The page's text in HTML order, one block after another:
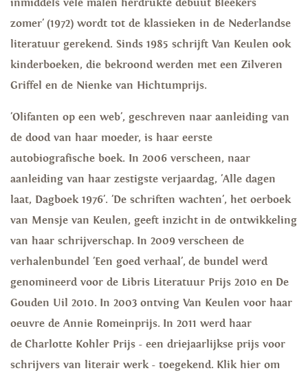
inmiddels vele malen herdrukte debuut Bleekers
zomer' (1972) wordt tot de klassieken in de Nederlandse
literatuur gerekend. Sinds 1985 schrijft Van Keulen ook
kinderboeken, die bekroond werden met een Zilveren
Griffel en de Nienke van Hichtumprijs.
'Olifanten op een web', geschreven naar aanleiding van
de dood van haar moeder, is haar eerste
autobiografische boek. In 2006 verscheen, naar
aanleiding van haar zestigste verjaardag, 'Alle dagen
laat, Dagboek 1976'. 'De schriften wachten', het oerboek
van Mensje van Keulen, geeft inzicht in de ontwikkeling
van haar schrijverschap. In 2009 verscheen de
verhalenbundel 'Een goed verhaal', de bundel werd
genomineerd voor de Libris Literatuur Prijs 2010 en De
Gouden Uil 2010. In 2003 ontving Van Keulen voor haar
oeuvre de Annie Romeinprijs. In 2011 werd haar
de Charlotte Kohler Prijs - een driejaarlijkse prijs voor
schrijvers van literair werk - toegekend. Klik hier om